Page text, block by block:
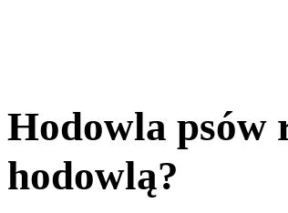
Hodowla psów
hodowlą?